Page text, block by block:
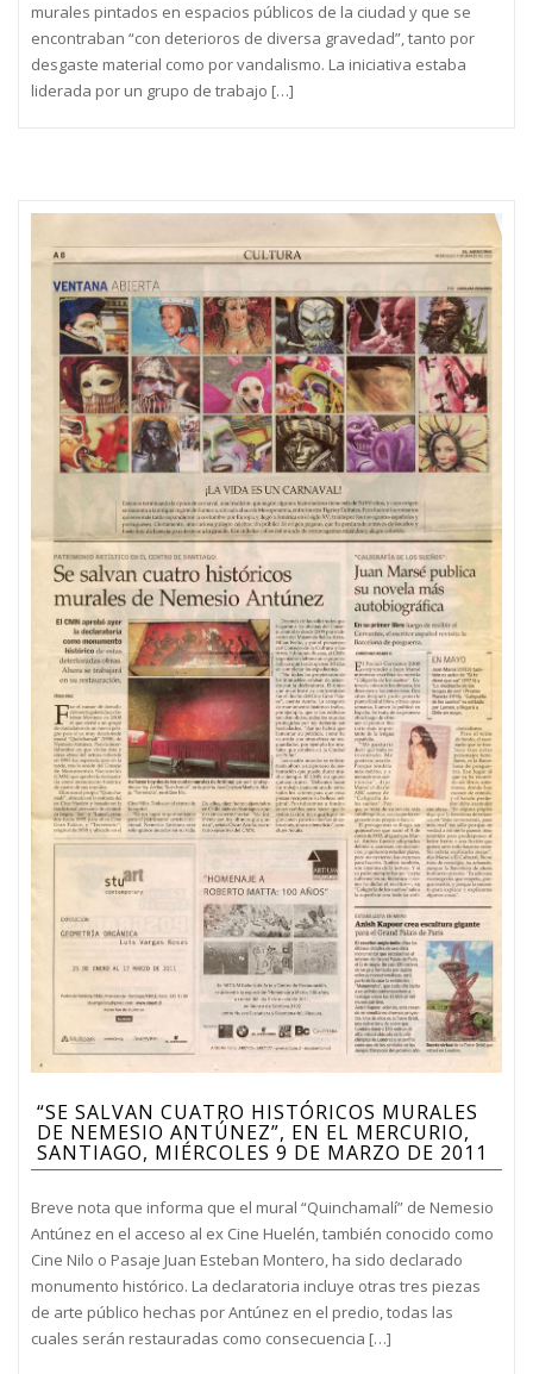
murales pintados en espacios públicos de la ciudad y que se
encontraban “con deterioros de diversa gravedad”, tanto por
desgaste material como por vandalismo. La iniciativa estaba
liderada por un grupo de trabajo […]
“SE SALVAN CUATRO HISTÓRICOS MURALES
DE NEMESIO ANTÚNEZ”, EN EL MERCURIO,
SANTIAGO, MIÉRCOLES 9 DE MARZO DE 2011
Breve nota que informa que el mural “Quinchamalí” de Nemesio
Antúnez en el acceso al ex Cine Huelén, también conocido como
Cine Nilo o Pasaje Juan Esteban Montero, ha sido declarado
monumento histórico. La declaratoria incluye otras tres piezas
de arte público hechas por Antúnez en el predio, todas las
cuales serán restauradas como consecuencia […]